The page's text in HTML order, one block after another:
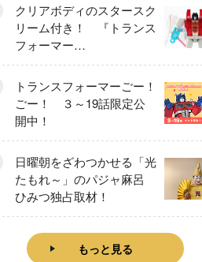
クリアボディのスタースク
リーム付き！ 『トランス
フォーマー
FANBOOK2026』2026年
７月31日発売！
トランスフォーマーごー！
ごー！ ３～19話限定公
開中！
日曜朝をざわつかせる「光
たもれ～」のパジャ麻呂
ひみつ独占取材！
もっと見る